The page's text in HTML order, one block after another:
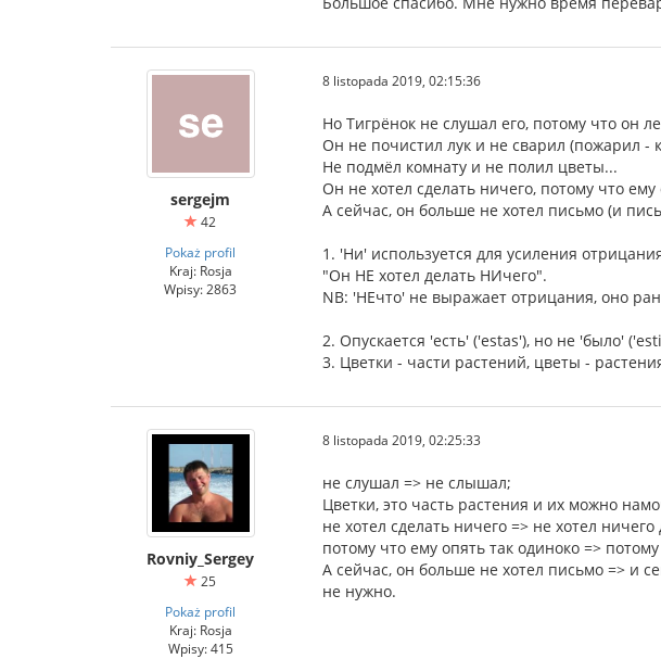
sergejm
42
Pokaż profil
Kraj: Rosja
Wpisy: 2863
8 listopada 2019, 02:15:36
Но Тигрёнок не слушал его, потому что он
Он не почистил лук и не сварил (пожарил -
Не подмёл комнату и не полил цветы...
Он не хотел сделать ничего, потому что
А сейчас, он больше не хотел письмо (и
1. 'Ни' используется для усиления
"Он НЕ хотел делать НИчего".
NB: 'НЕчто' не выражает отрицания, оно
2. Опускается 'есть' ('estas'), но не 'было'
3. Цветки - части растений, цветы -
Rovniy_Sergey
25
Pokaż profil
Kraj: Rosja
Wpisy: 415
8 listopada 2019, 02:25:33
не слушал => не слышал;
Цветки, это часть растения и их можно
не хотел сделать ничего => не хотел ничего
потому что ему опять так одиноко =>
А сейчас, он больше не хотел письмо => и
не нужно.